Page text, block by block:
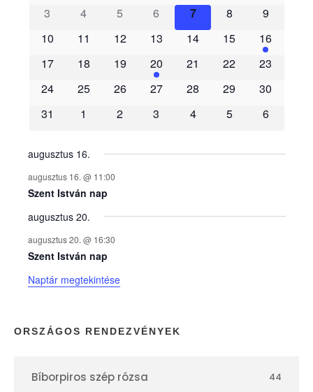
m
é
n
y
e
k
n
a
p
3
4 5 6 7 8
9
10
11 12 13 14 15
16
17
18 19 20 21 22
23
24
25 26 27 28 29
30
31
1 2 3 4 5 6
augusztus 16.
augusztus 16. @ 11:00
Szent István nap
augusztus 20.
augusztus 20. @ 16:30
Szent István nap
Naptár megtekintése
ORSZÁGOS RENDEZVÉNYEK
Bíborpiros szép rózsa 44